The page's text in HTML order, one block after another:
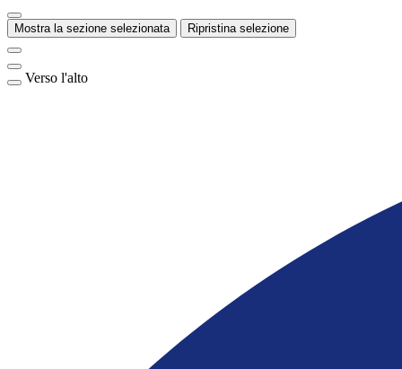
Mostra la sezione selezionata Ripristina selezione
Verso l'alto